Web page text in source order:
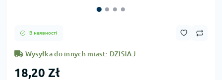
В наявності
Wysyłka do innych miast: DZISIAJ
18,20 Zł